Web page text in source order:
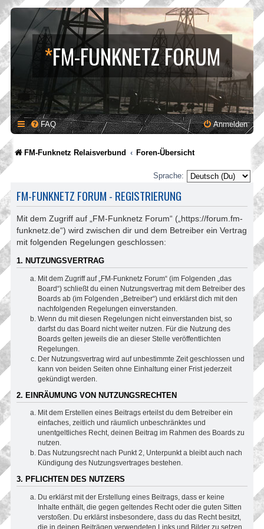
*FM-FUNKNETZ FORUM
FAQ Anmelden
FM-Funknetz Relaisverbund Foren-Übersicht
Sprache:
FM-FUNKNETZ FORUM - REGISTRIERUNG
Mit dem Zugriff auf „FM-Funknetz Forum“ („https://forum.fm-
funknetz.de“) wird zwischen dir und dem Betreiber ein Vertrag
mit folgenden Regelungen geschlossen:
1. NUTZUNGSVERTRAG
Mit dem Zugriff auf „FM-Funknetz Forum“ (im Folgenden „das
Board“) schließt du einen Nutzungsvertrag mit dem Betreiber des
Boards ab (im Folgenden „Betreiber“) und erklärst dich mit den
nachfolgenden Regelungen einverstanden.
Wenn du mit diesen Regelungen nicht einverstanden bist, so
darfst du das Board nicht weiter nutzen. Für die Nutzung des
Boards gelten jeweils die an dieser Stelle veröffentlichten
Regelungen.
Der Nutzungsvertrag wird auf unbestimmte Zeit geschlossen und
kann von beiden Seiten ohne Einhaltung einer Frist jederzeit
gekündigt werden.
2. EINRÄUMUNG VON NUTZUNGSRECHTEN
Mit dem Erstellen eines Beitrags erteilst du dem Betreiber ein
einfaches, zeitlich und räumlich unbeschränktes und
unentgeltliches Recht, deinen Beitrag im Rahmen des Boards zu
nutzen.
Das Nutzungsrecht nach Punkt 2, Unterpunkt a bleibt auch nach
Kündigung des Nutzungsvertrages bestehen.
3. PFLICHTEN DES NUTZERS
Du erklärst mit der Erstellung eines Beitrags, dass er keine
Inhalte enthält, die gegen geltendes Recht oder die guten Sitten
verstoßen. Du erklärst insbesondere, dass du das Recht besitzt,
die in deinen Beiträgen verwendeten Links und Bilder zu setzen